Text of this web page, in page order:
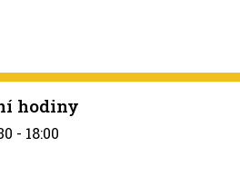
hodiny
- 18:00